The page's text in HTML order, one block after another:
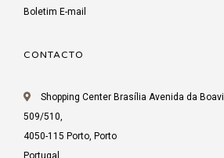
Boletim E-mail
CONTACTO
Shopping Center Brasília Avenida da
509/510,
4050-115 Porto, Porto
Portugal